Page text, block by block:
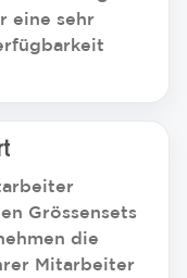
eine sehr
Grössensets
die
Mitarbeiter